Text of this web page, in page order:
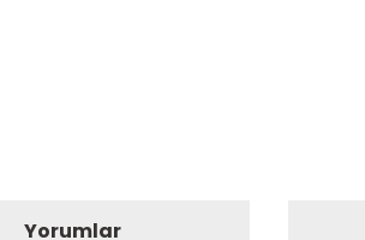
Yorumlar